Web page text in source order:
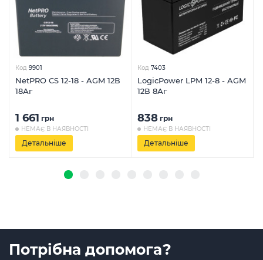
Код 9901
NetPRO CS 12-18 - AGM 12В
18Аг
1 661 грн
НЕМАЄ В НАЯВНОСТІ
Детальніше
Код 7403
LogicPower LPM 12-8 - AGM
12В 8Аг
838 грн
НЕМАЄ В НАЯВНОСТІ
Детальніше
Потрібна допомога?